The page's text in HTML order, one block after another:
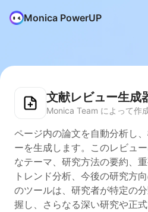
Monica PowerUP
文献レビュー生成
Monica Team によって作
ページ内の論文を自動分析し
ーを生成します。このレビュ
なテーマ、研究方法の要約、
トレンド分析、今後の研究方
のツールは、研究者が特定の
握し、さらなる深い研究や正